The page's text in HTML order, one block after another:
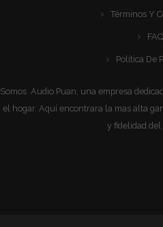
Términos Y
Política De
Somos Audio Puan, una empresa
el hogar. Aquí encontrara la mas alta
y fidelidad del